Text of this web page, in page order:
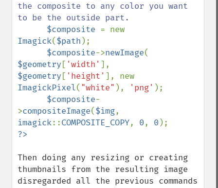
the composite to any color you want
to be the outside part.
$composite
Imagick($path );
$composite->newImage
$geometry [ 'width'
$geometry [ 'height'
ImagickPixel( "white" ), 'png' );
$composite-
>compositeImage($img
imagick::COMPOSITE_COPY, 0, 0
Then doing any resizing or creating
thumbnails from the resulting image
disregarded all the previous commands